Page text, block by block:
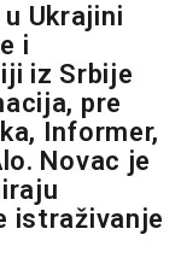
Ukrajini
i
iz Srbije
pre
Informer,
Novac je
istraživanje